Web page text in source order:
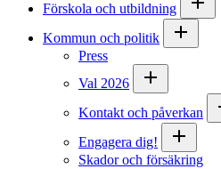
Förskola och utbildning
Kommun och politik
Press
Val 2026
Kontakt och påverkan
Engagera dig!
Skador och försäkring